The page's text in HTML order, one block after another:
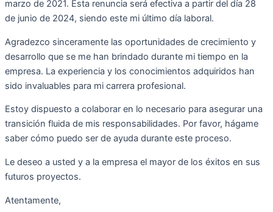
marzo de 2021. Esta renuncia será efectiva a partir del día 28
de junio de 2024, siendo este mi último día laboral.
Agradezco sinceramente las oportunidades de crecimiento y
desarrollo que se me han brindado durante mi tiempo en la
empresa. La experiencia y los conocimientos adquiridos han
sido invaluables para mi carrera profesional.
Estoy dispuesto a colaborar en lo necesario para asegurar una
transición fluida de mis responsabilidades. Por favor, hágame
saber cómo puedo ser de ayuda durante este proceso.
Le deseo a usted y a la empresa el mayor de los éxitos en sus
futuros proyectos.
Atentamente,